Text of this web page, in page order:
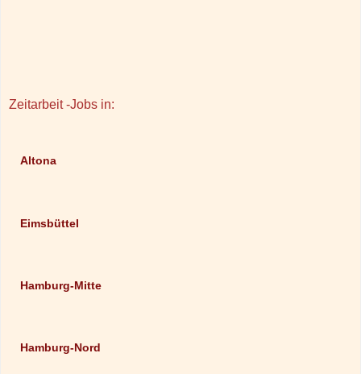
Zeitarbeit -Jobs in:
Altona
Eimsbüttel
Hamburg-Mitte
Hamburg-Nord